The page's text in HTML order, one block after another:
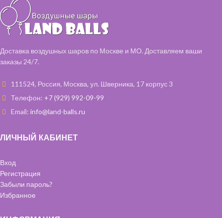
Доставка воздушных шаров по Москве и МО. Доставляем ваши
заказы 24/7.
111524, Россия, Москва, ул. Шверника, 17 корпус 3
Телефон: +7 (929) 992-09-99
Email: info@land-balls.ru
ЛИЧНЫЙ КАБИНЕТ
Вход
Регистрация
Забыли пароль?
Избранное